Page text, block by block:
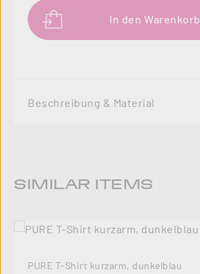
In den Warenkorb
Beschreibung & Material
Produktgalerie überspringen
SIMILAR ITEMS
PURE T-Shirt kurzarm, dunkelblau